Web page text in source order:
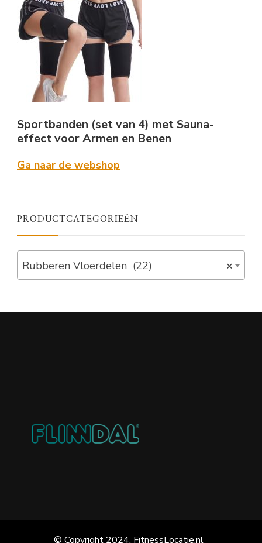
Sportbanden (set van 4) met Sauna-
effect voor Armen en Benen
Ga naar de webshop
PRODUCTCATEGORIEËN
×
Rubberen Vloerdelen (22)
© Copyright 2024, FitnessLocatie.nl